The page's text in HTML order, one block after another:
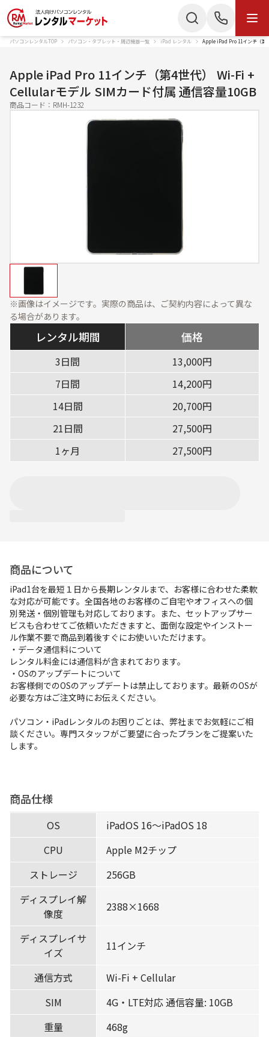
商品カテゴリー
ノートパソコン Mac
Wi-Fiルーター
プリンター
ペンタブレット
ソフトウェア・オプショ
ン
サービス・ソリューション
標準サービス 安心補償プラン
キッティング データ消去
設定・設置／オンサイト
ご利用ガイド
事例紹介
よくあるご質問
会社概要
かんたん見積もり
050-3135-2199
受付時間 9：00〜17：30（土日祝休）
050-3135-2199
受付時間 9：00〜17：30（土日祝休）
パソコンレンタルTOP パソコン・タブレット・周辺機器一覧 iPad レンタル Apple iPad Pro 11インチ（第
レンタル期間 価格
3日間
13,000円
7日間
14,200円
14日間
20,700円
21日間
27,500円
1ヶ月
27,500円
※画像はイメージです。実際の商品は、ご契約内容によって異な
る場合があります。
Apple iPad Pro 11インチ（第4世代） Wi-Fi +
Cellularモデル SIMカード付属 通信容量10GB
商品コード： RMH-1232
商品について
iPad1台を最短１日から長期レンタルまで、お客様に合わせた柔軟
な対応が可能です。全国各地のお客様のご自宅やオフィスへの個
別発送・個別管理も対応しております。また、セットアップサー
ビスも合わせてご依頼いただきますと、面倒な設定やインストー
ル作業不要で商品到着後すぐにお使いいただけます。
・データ通信料について
レンタル料金には通信料が含まれております。
・OSのアップデートについて
お客様側でのOSのアップデートは禁止しております。最新のOSが
必要な方はご注文時にお伝えください。
パソコン・iPadレンタルのお困りごとは、弊社までお気軽にご相
談ください。専門スタッフがご要望に合ったプランをご提案いた
します。
商品仕様
OS
iPadOS 16〜iPadOS 18
CPU
Apple M2チップ
ストレージ
256GB
ディスプレイ解
像度
2388×1668
ディスプレイサ
イズ
11インチ
通信方式
Wi-Fi + Cellular
SIM
4G・LTE対応 通信容量: 10GB
重量
468g